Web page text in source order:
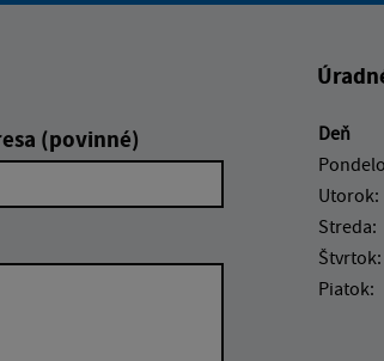
(povinné) Deň
Utorok:
Streda:
Štvrtok:
Piatok: